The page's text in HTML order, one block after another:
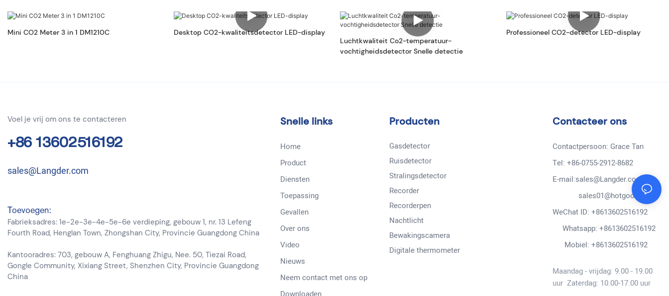
Mini CO2 Meter 3 in 1 DM1210C
Desktop CO2-kwaliteitsdetector LED-display
Luchtkwaliteit Co2-temperatuur-
vochtigheidsdetector Snelle detectie
Professioneel CO2-detector LED-display
Voel je vrij om ons te contacteren
+86 13602516192
sales@Langder.com
Toevoegen:
Fabrieksadres: 1e-2e-3e-4e-5e-6e verdieping, gebouw 1, nr. 13 Lefeng
Fourth Road, Henglan Town, Zhongshan City, Provincie Guangdong China
Kantooradres: 703, gebouw A, Fenghuang Zhigu, Nee. 50, Tiezai Road,
Gongle Community, Xixiang Street, Shenzhen City, Provincie Guangdong
China
Snelle links
Home
Product
Diensten
Toepassing
Gevallen
Over ons
Video
Nieuws
Neem contact met ons op
Producten
Gasdetector
Ruisdetector
Stralingsdetector
Recorder
Recorderpen
Nachtlicht
Bewakingscamera
Digitale thermometer
Contacteer ons
Contactpersoon: Grace Tan
Tel: +86-0755-2912-8682
E-mail:sales@Langder.com
sales01@hotgooo.cn
WeChat ID: +8613602516192
Whatsapp: +8613602516192
Mobiel: +8613602516192
Maandag - vrijdag: 9.00 - 19.00
uur Zaterdag: 10.00-17.00 uur